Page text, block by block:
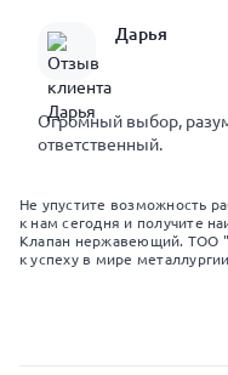
Дарья
Огромный выбор,
ответственный.
Не упустите возможность
к нам сегодня и получите
Клапан нержавеющий. ТОО
к успеху в мире